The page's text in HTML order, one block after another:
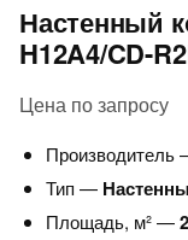
Настенный
H12A4/CD-
Цена по запросу
Производитель
Тип —
Площадь, м² —